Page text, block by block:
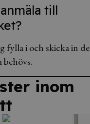
till
fylla i och skicka in de
inom